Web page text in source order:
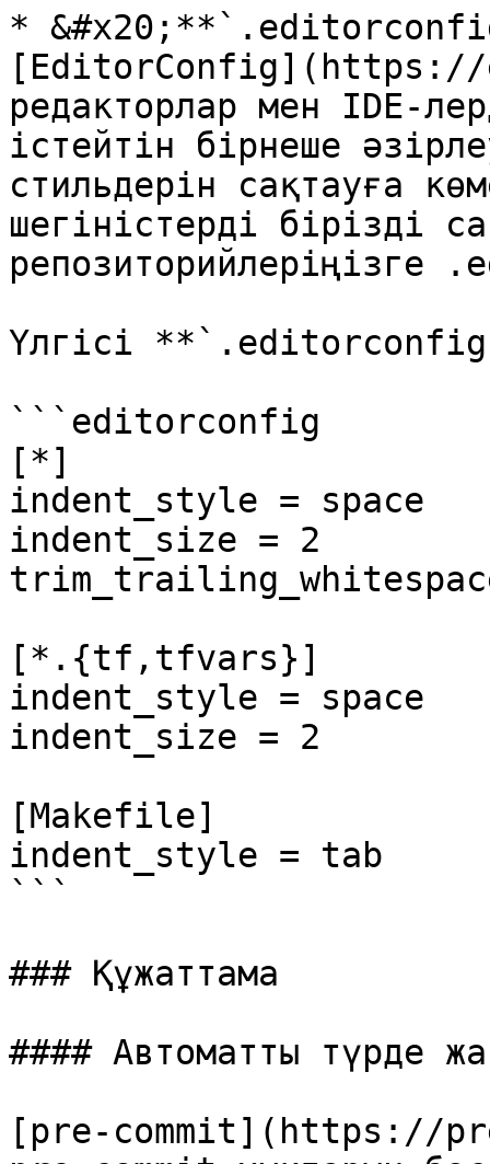
*
[EditorConfig](https://
редакторлар мен IDE-
істейтін бірнеше
стильдерін сақтауға
шегіністерді бірізді
Yлгісі
```editorconfig
[*]
indent_style = space
indent_size = 2
[*.{tf,tfvars}]
indent_style = space
indent_size = 2
[Makefile]
indent_style = tab
```
### Құжаттама
#### Автоматты түрде
[pre-commit](https://